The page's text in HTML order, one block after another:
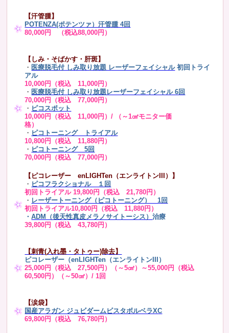
【汗管腫】
POTENZA(ポテンツァ）汗管腫 4回
80,000円 （税込88,000円）
【しみ・そばかす・肝斑】
・ 医療脱毛付 しみ取り放題 レーザーフェイシャル 初回トライ
アル
10,000円（税込 11,000円）
・ 医療脱毛付 しみ取り放題レーザーフェイシャル 6回
70,000円（税込 77,000円）
・ ピコスポット
10,000円（税込 11,000円）/ （～1㎠モニター価
格）
・ ピコトーニング トライアル
10,800円（税込 11,880円）
・ ピコトーニング 5回
70,000円（税込 77,000円）
【ピコレーザー enLIGHTen（エンライトンIII）】
・ ピコフラクショナル １回
初回トライアル 19,800円（税込 21,780円）
・ レーザートーニング（ピコトーニング） 1回
初回トライアル10,800円（税込 11,880円）
・ADM（後天性真皮メラノサイトーシス）治療
39,800円（税込 43,780円）
【刺青(入れ墨・タトゥー)除去】
ピコレーザー（enLIGHTen（エンライトンIII）
25,000円（税込 27,500円）（～5㎠）～55,000円（税込
60,500円）（～50㎠）/ 1回
【涙袋】
国産アラガン ジュビダームビスタボルベラXC
69,800円（税込 76,780円）